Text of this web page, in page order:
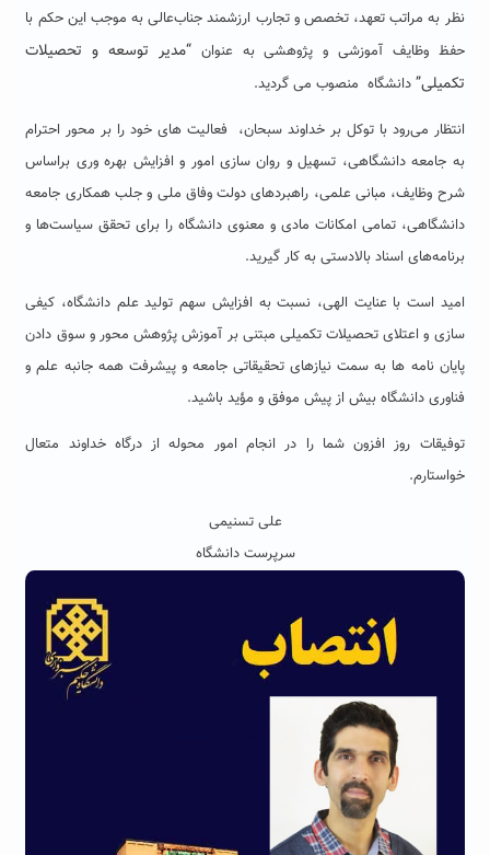
نظر به مراتب تعهد، تخصص و تجارب ارزشمند جناب‌عالی به موجب این حکم با
حفظ وظایف آموزشی و پژوهشی به عنوان “مدیر توسعه و تحصیلات
تکمیلی” دانشگاه منصوب می گردید.
انتظار می‌رود با توکل بر خداوند سبحان، فعالیت های خود را بر محور احترام
به جامعه دانشگاهی، تسهیل و روان سازی امور و افزایش بهره وری براساس
شرح وظایف، مبانی علمی، راهبردهای دولت وفاق ملی و جلب همکاری جامعه
دانشگاهی، تمامی امکانات مادی و معنوی دانشگاه را برای تحقق سیاست‌ها و
برنامه‌های اسناد بالادستی به کار گیرید.
امید است با عنایت الهی، نسبت به افزایش سهم تولید علم دانشگاه، کیفی
سازی و اعتلای تحصیلات تکمیلی مبتنی بر آموزش پژوهش محور و سوق دادن
پایان نامه ها به سمت نیازهای تحقیقاتی جامعه و پیشرفت همه جانبه علم و
فناوری دانشگاه بیش از پیش موفق و مؤید باشید.
توفیقات روز افزون شما را در انجام امور محوله از درگاه خداوند متعال
خواستارم.
علی تسنیمی
سرپرست دانشگاه